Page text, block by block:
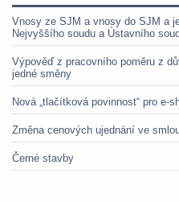
Vnosy ze SJM a vnosy do SJM a
Nejvyššího soudu a Ústavního
Výpověď z pracovního poměru z
jedné směny
Nová „tlačítková povinnost“ pro e-
Změna cenových ujednání ve
Černé stavby